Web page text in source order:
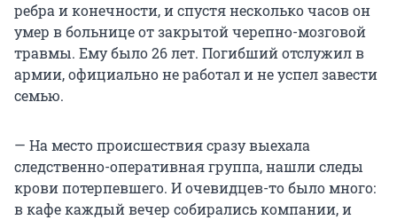
ребра и конечности, и спустя несколько часов он
умер в больнице от закрытой черепно-мозговой
травмы. Ему было26 лет. Погибший отслужил в
армии, официально не работал и не успел завести
семью.
— На место происшествия сразу выехала
следственно-оперативная группа, нашли следы
крови потерпевшего. И очевидцев-то было много:
в кафе каждый вечер собирались компании, и